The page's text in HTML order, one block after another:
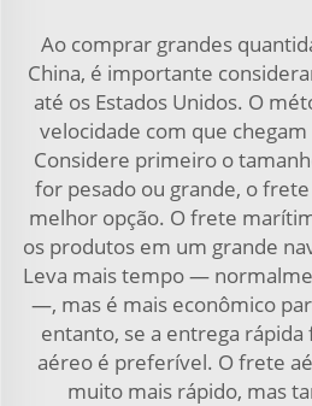
Ao comprar grandes
China, é importante
até os Estados Unidos. O
velocidade com que
Considere primeiro o
for pesado ou grande, o
melhor opção. O frete
os produtos em um grande
Leva mais tempo —
—, mas é mais econômico
entanto, se a entrega
aéreo é preferível. O frete
muito mais rápido, mas